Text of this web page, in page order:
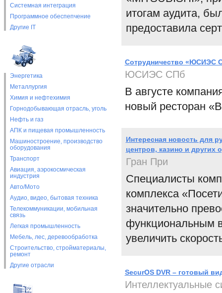
Системная интеграция
Программное обеспепчение
Другие IT
Энергетика
Металлургия
Химия и нефтехимия
Горнодобывающая отрасль, уголь
Нефть и газ
АПК и пищевая промышленность
Машиностроение, производство
оборудования
Транспорт
Авиация, аэрокосмическая
индустрия
Авто/Мото
Аудио, видео, бытовая техника
Телекоммуникации, мобильная
связь
Легкая промышленность
Мебель, лес, деревообработка
Строительство, стройматериалы,
ремонт
Другие отрасли
итогам аудита,
предоставила
Сотрудничество «ЮСИЭС
ЮСИЭС СПб
В августе
новый ресторан
Интересная новость для
центров, казино и других
Гран При
Специалисты
комплекса
значительно
функциональным
увеличить
SecurOS DVR – готовый
Интеллектуальные